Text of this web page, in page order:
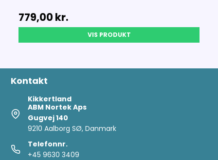
779,00 kr.
VIS PRODUKT
Kontakt
Kikkertland
ABM Nortek Aps
Gugvej 140
9210 Aalborg SØ, Danmark
Telefonnr.
+45 9630 3409